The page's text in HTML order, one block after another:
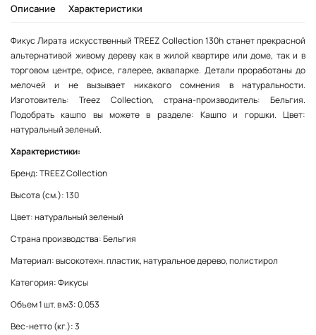
Описание Характеристики
Фикус Лирата искусственный TREEZ Collection 130h станет прекрасной
альтернативой живому дереву как в жилой квартире или доме, так и в
торговом центре, офисе, галерее, аквапарке. Детали проработаны до
мелочей и не вызывает никакого сомнения в натуральности.
Изготовитель: Treez Collection, страна-производитель: Бельгия.
Подобрать кашпо вы можете в разделе: Кашпо и горшки. Цвет:
натуральный зеленый.
Характеристики:
Бренд: TREEZ Collection
Высота (см.): 130
Цвет: натуральный зеленый
Страна производства: Бельгия
Материал: высокотехн. пластик, натуральное дерево, полистирол
Категория: Фикусы
Объем 1 шт. в м3: 0.053
Вес-нетто (кг.): 3